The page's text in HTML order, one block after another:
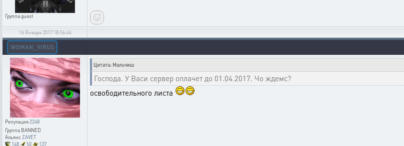
Группаguest
16 Января 2017 18:56:44
WOMAN_VIRUS
Репутация2248
Группа BANNED
АльянсZAVET
148
50 137
Цитата: Мальчиш
Господа. У Васи сервер оплачет до 01.04.2017. Чо ждемс?
освободительного листа